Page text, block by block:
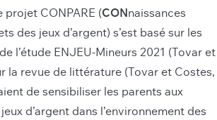
projet CONPARE (CON naissances
des jeux d’argent) s’est basé sur les
l’étude ENJEU-Mineurs 2021 (Tovar et
la revue de littérature (Tovar et Costes,
de sensibiliser les parents aux
d’argent dans l’environnement des